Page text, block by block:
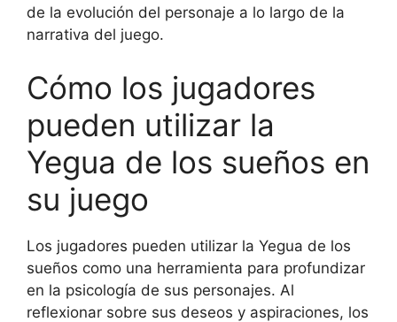
de la evolución del personaje a lo largo de la
narrativa del juego.
Cómo los jugadores
pueden utilizar la
Yegua de los sueños en
su juego
Los jugadores pueden utilizar la Yegua de los
sueños como una herramienta para profundizar
en la psicología de sus personajes. Al
reflexionar sobre sus deseos y aspiraciones, los